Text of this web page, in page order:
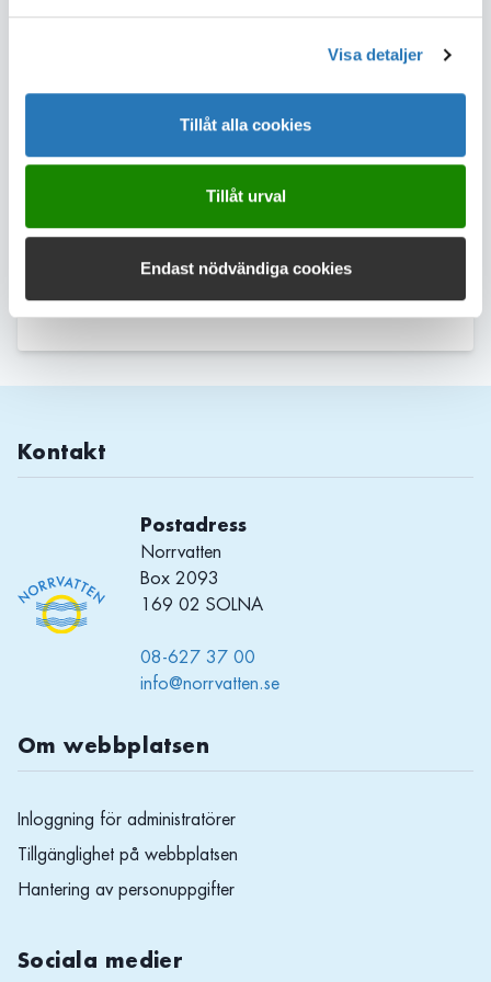
Visa detaljer
Tillåt alla cookies
Tillåt urval
Endast nödvändiga cookies
långsiktigt och kostnadseffektivt trygga vattenförsörjningen. Min
arbeta med viktiga samhällsfrågor som vattenförsörjning och
hållbar utveckling samt att DRICKS fortsätter vara det självklara
Chalmers, Lunds tekniska högskola, Linköpings universitet, SLU
Dela sidan
Kontakt
Postadress
Norrvatten
Box 2093
169 02 SOLNA
08-627 37 00
info@norrvatten.se
Om webbplatsen
Inloggning för administratörer
Tillgänglighet på webbplatsen
Hantering av personuppgifter
Sociala medier